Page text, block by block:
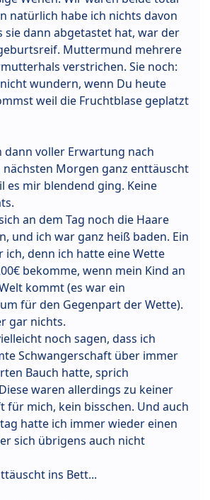
natürlich habe ich nichts davon
sie dann abgetastet hat, war der
Muttermund mehrere
verstrichen. Sie noch:
wundern, wenn Du heute
weil die Fruchtblase geplatzt
dann voller Erwartung nach
nächsten Morgen ganz enttäuscht
es mir blendend ging. Keine
an dem Tag noch die Haare
und ich war ganz heiß baden. Ein
ich, denn ich hatte eine Wette
bekomme, wenn mein Kind an
kommt (es war ein
für den Gegenpart der Wette).
gar nichts.
noch sagen, dass ich
Schwangerschaft über immer
Bauch hatte, sprich
waren allerdings zu keiner
für mich, kein bisschen. Und auch
hatte ich immer wieder einen
sich übrigens auch nicht
ins Bett...